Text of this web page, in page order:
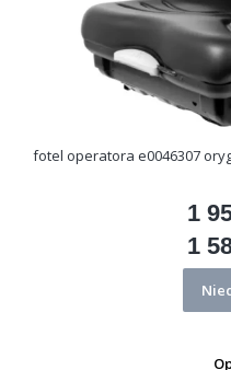
fotel operatora e0046307
Cena
1
Cena
1